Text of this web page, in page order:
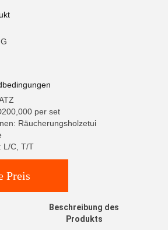
per set
Räucherungsholzetui
L/C, T/T
Preis
Beschreibung des
Produkts